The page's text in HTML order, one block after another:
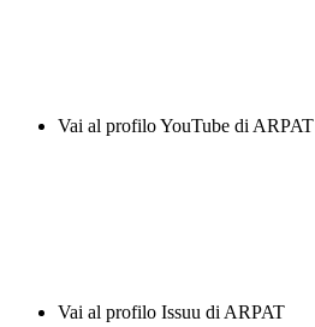
Vai al profilo YouTube di ARPAT
Vai al profilo Issuu di ARPAT